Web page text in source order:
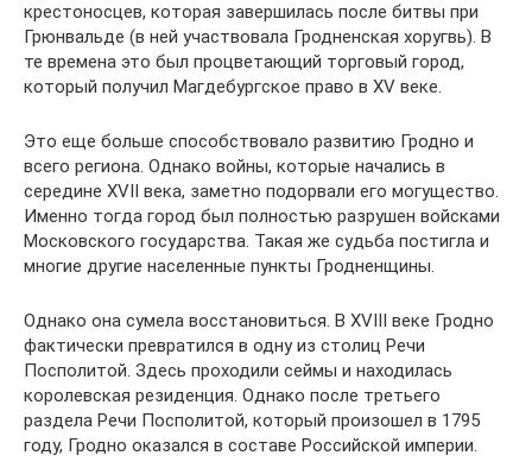
крестоносцев, которая завершилась после битвы при
Грюнвальде (в ней участвовала Гродненская хоругвь). В
те времена это был процветающий торговый город,
который получил Магдебургское право в XV веке.
Это еще больше способствовало развитию Гродно и
всего региона. Однако войны, которые начались в
середине XVII века, заметно подорвали его могущество.
Именно тогда город был полностью разрушен войсками
Московского государства. Такая же судьба постигла и
многие другие населенные пункты Гродненщины.
Однако она сумела восстановиться. В XVIII веке Гродно
фактически превратился в одну из столиц Речи
Посполитой. Здесь проходили сеймы и находилась
королевская резиденция. Однако после третьего
раздела Речи Посполитой, который произошел в 1795
году, Гродно оказалcя в составе Российской империи.